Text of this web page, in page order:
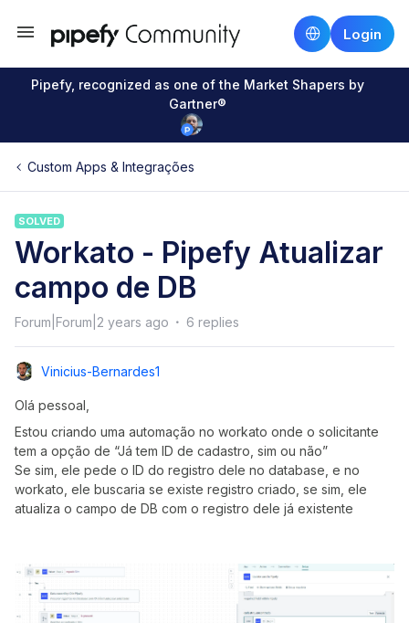
Login
Pipefy, recognized as one of the Market Shapers by
Gartner®
Custom Apps & Integrações
SOLVED
Workato - Pipefy Atualizar
campo de DB
Forum|Forum|2 years ago 6 replies
Vinicius-Bernardes1
Olá pessoal,
Estou criando uma automação no workato onde o solicitante
tem a opção de “Já tem ID de cadastro, sim ou não”
Se sim, ele pede o ID do registro dele no database, e no
workato, ele buscaria se existe registro criado, se sim, ele
atualiza o campo de DB com o registro dele já existente